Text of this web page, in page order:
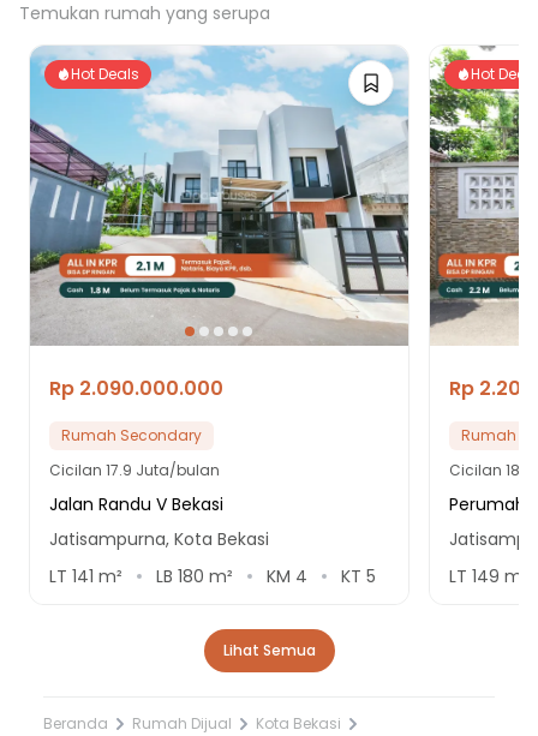
25 Menit ke Stasiun Lenteng Agung
25 Menit ke Stasiun Tanjung Barat
35 Menit ke Stasiun Pasar Minggu
Temukan rumah yang serupa
Hot Deals
Rp 2.090.000.000
Rumah Secondary
Cicilan 17.9 Juta/bulan
Jalan Randu V Bekasi
Jatisampurna, Kota Bekasi
LT 141 m² LB 180 m² KM 4 KT 5
Hot Deals
Rp
Rumah
Cicilan
LT 149 m²
Lihat Semua
Beranda Rumah Dijual
Kota Bekasi